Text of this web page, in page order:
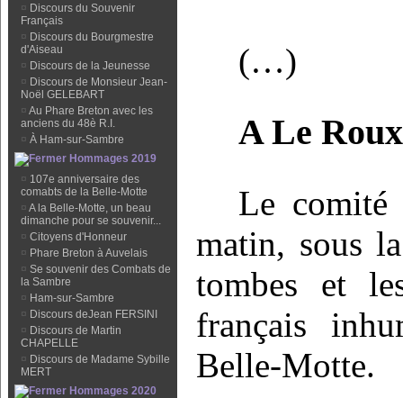
¤ Discours du Souvenir
Français
¤ Discours du Bourgmestre
d'Aiseau
¤ Discours de la Jeunesse
¤ Discours de Monsieur Jean-
Noël GELEBART
¤ Au Phare Breton avec les
anciens du 48è R.I.
¤ À Ham-sur-Sambre
Hommages 2019
¤ 107e anniversaire des
comabts de la Belle-Motte
¤ A la Belle-Motte, un beau
dimanche pour se souvenir...
¤ Citoyens d'Honneur
¤ Phare Breton à Auvelais
¤ Se souvenir des Combats de
la Sambre
¤ Ham-sur-Sambre
¤ Discours deJean FERSINI
¤ Discours de Martin
CHAPELLE
¤ Discours de Madame Sybille
MERT
Hommages 2020
(…)
A Le Roux
Le comité
matin, sous
tombes et
français
Belle-Motte.